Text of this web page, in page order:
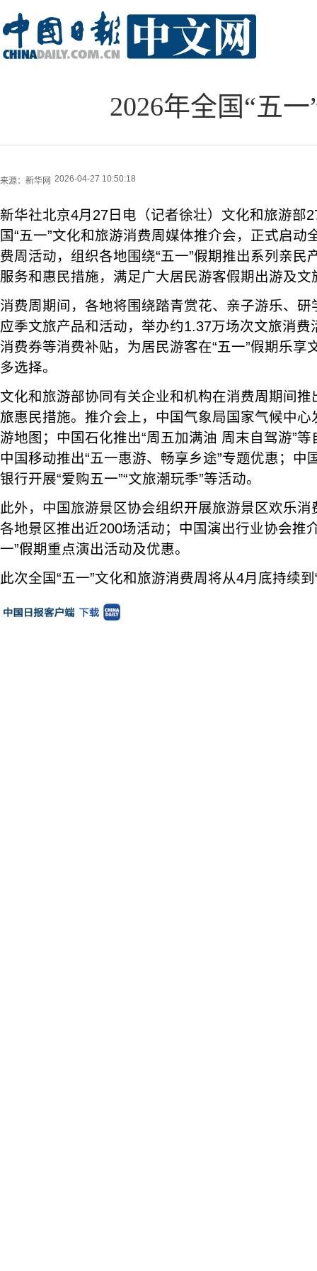
2026年全国“五
来源： 新华网 2026-04-27 10:50:18
新华社北京4月27日电（记者徐壮）文化和旅游部
国“五一”文化和旅游消费周媒体推介会，正式启动
费周活动，组织各地围绕“五一”假期推出系列亲民
服务和惠民措施，满足广大居民游客假期出游及文
消费周期间，各地将围绕踏青赏花、亲子游乐、
应季文旅产品和活动，举办约1.37万场次文旅消费
消费券等消费补贴，为居民游客在“五一”假期乐享
多选择。
文化和旅游部协同有关企业和机构在消费周期间
旅惠民措施。推介会上，中国气象局国家气候中心
游地图；中国石化推出“周五加满油 周末自驾游”
中国移动推出“五一惠游、畅享乡途”专题优惠；中
银行开展“爱购五一”“文旅潮玩季”等活动。
此外，中国旅游景区协会组织开展旅游景区欢乐消
各地景区推出近200场活动；中国演出行业协会推
一”假期重点演出活动及优惠。
此次全国“五一”文化和旅游消费周将从4月底持续